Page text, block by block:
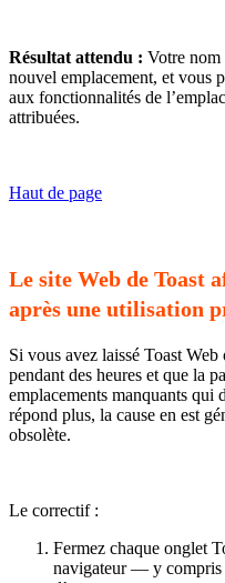
Résultat attendu : Votre nom
nouvel emplacement, et vous
aux fonctionnalités de
attribuées.
Haut de page
Le site Web de Toast
après une utilisation
Si vous avez laissé Toast
pendant des heures et que la
emplacements manquants qui
répond plus, la cause en est
obsolète.
Le correctif :
Fermez chaque onglet
navigateur — y compris